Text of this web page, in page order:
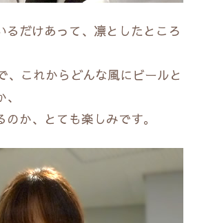
るだけあって、凛としたところ
、これからどんな風にビールと
か、とても楽しみです。